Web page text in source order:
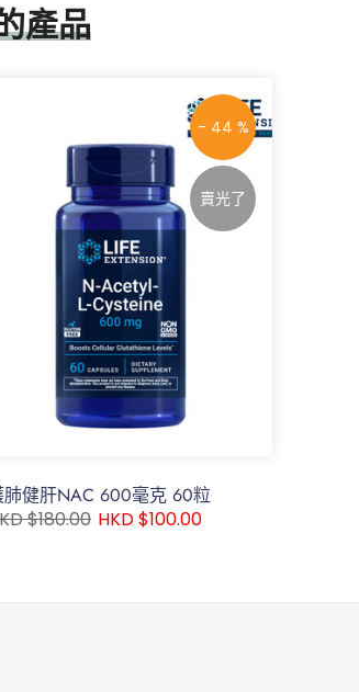
產品
- 44 %
賣光了
肺健肝NAC 600毫克 60粒
$180.00 HKD $100.00